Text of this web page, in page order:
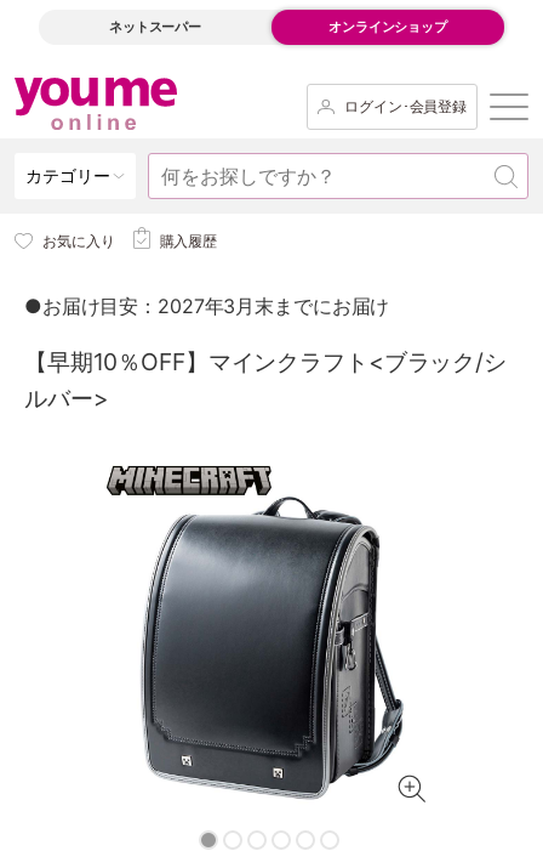
ネットスーパー オンラインショップ
ログイン･会員登録
カテゴリー
お気に入り 購入履歴
●お届け目安：2027年3月末までにお届け
【早期10％OFF】マインクラフト<ブラック/シ
ルバー>